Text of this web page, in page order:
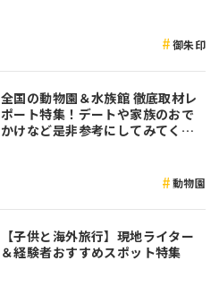
御朱印
全国の動物園＆水族館 徹底取材レ
ポート特集！デートや家族のおで
かけなど是非参考にしてみてくだ
動物園
【子供と海外旅行】現地ライター
＆経験者おすすめスポット特集